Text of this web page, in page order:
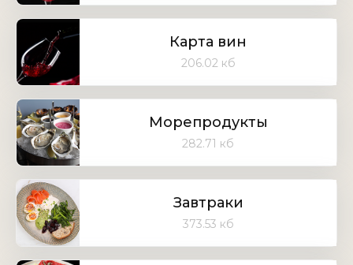
Карта вин
206.02 кб
Морепродукты
282.71 кб
Завтраки
373.53 кб